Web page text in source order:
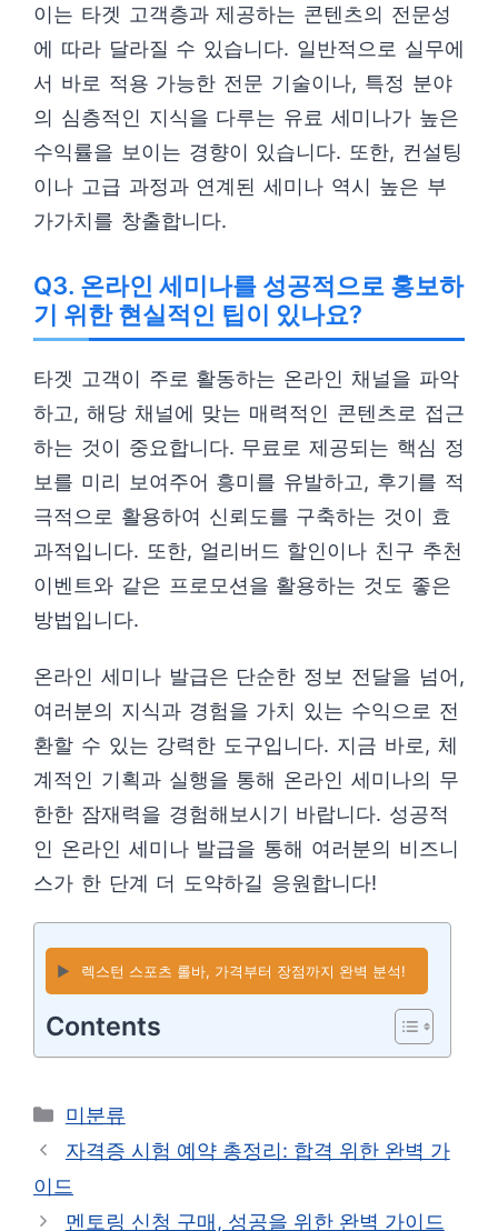
이는 타겟 고객층과 제공하는 콘텐츠의 전문성
에 따라 달라질 수 있습니다. 일반적으로 실무에
서 바로 적용 가능한 전문 기술이나, 특정 분야
의 심층적인 지식을 다루는 유료 세미나가 높은
수익률을 보이는 경향이 있습니다. 또한, 컨설팅
이나 고급 과정과 연계된 세미나 역시 높은 부
가가치를 창출합니다.
Q3. 온라인 세미나를 성공적으로 홍보하
기 위한 현실적인 팁이 있나요?
타겟 고객이 주로 활동하는 온라인 채널을 파악
하고, 해당 채널에 맞는 매력적인 콘텐츠로 접근
하는 것이 중요합니다. 무료로 제공되는 핵심 정
보를 미리 보여주어 흥미를 유발하고, 후기를 적
극적으로 활용하여 신뢰도를 구축하는 것이 효
과적입니다. 또한, 얼리버드 할인이나 친구 추천
이벤트와 같은 프로모션을 활용하는 것도 좋은
방법입니다.
온라인 세미나 발급은 단순한 정보 전달을 넘어,
여러분의 지식과 경험을 가치 있는 수익으로 전
환할 수 있는 강력한 도구입니다. 지금 바로, 체
계적인 기획과 실행을 통해 온라인 세미나의 무
한한 잠재력을 경험해보시기 바랍니다. 성공적
인 온라인 세미나 발급을 통해 여러분의 비즈니
스가 한 단계 더 도약하길 응원합니다!
▶️ 렉스턴 스포츠 롤바, 가격부터 장점까지 완벽 분석!
Contents
카
테
리
미분류
자격증 시험 예약 총정리: 합격 위한 완벽 가
이드
멘토링 신청 구매, 성공을 위한 완벽 가이드